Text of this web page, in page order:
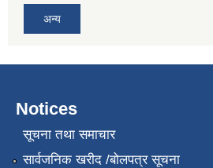
अन्य
Notices
सूचना तथा समाचार
सार्वजनिक खरीद /बोलपत्र सूचना